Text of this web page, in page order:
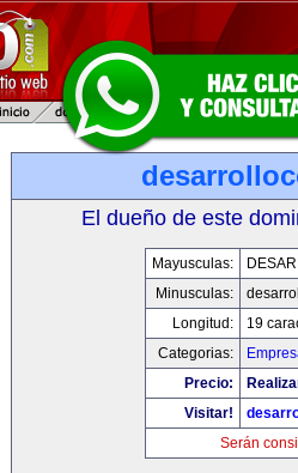
El dueño de este
Mayusculas:
Minusculas:
Longitud:
19
Categorias:
Precio:
Visitar!
Serán